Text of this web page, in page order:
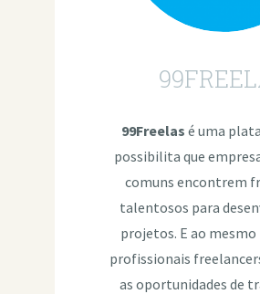
99Freelas é uma
possibilita que
comuns encontrem
talentosos para
projetos. E ao
profissionais
as oportunidades de